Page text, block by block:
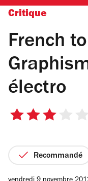
Critique
French
électro
3
étoiles
Recommandé